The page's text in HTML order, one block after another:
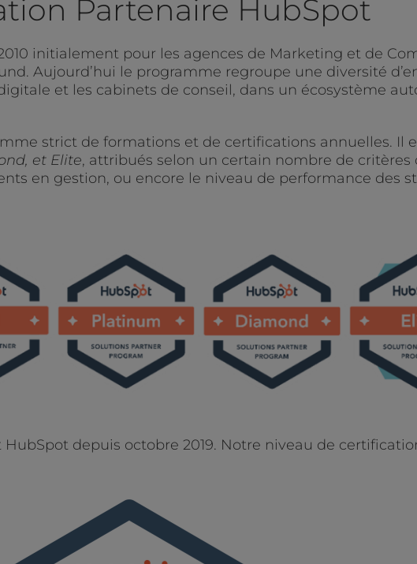
Partenaire HubSpot
initialement pour les agences de Marketing et de
Aujourd’hui le programme regroupe une diversité
et les cabinets de conseil, dans un écosystème
strict de formations et de certifications annuelles. Il
et Elite, attribués selon un certain nombre de critères
en gestion, ou encore le niveau de performance des
depuis octobre 2019. Notre niveau de